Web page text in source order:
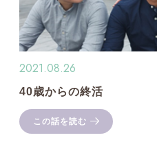
2021.08.26
40歳からの終活
この話を読む